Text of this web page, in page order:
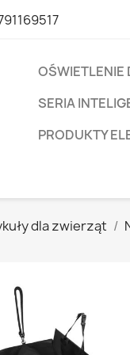
OŚWIETLENIE
SERIA
PRODUKTY
dla zwierząt